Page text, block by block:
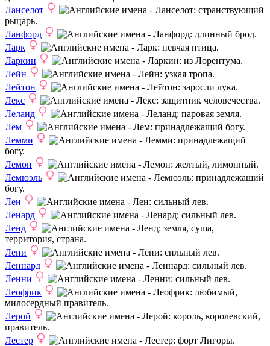
Ланселот
: странствующий
рыцарь.
Ланфорд
: длинный брод.
Ларк
: певчая птица.
Ларкин
: из Лорентума.
Лейн
: узкая тропа.
Лейтон
: заросли лука.
Лекс
: защитник человечества.
Леланд
: паровая земля.
Лем
: принадлежащий богу.
Лемми
: принадлежащий
богу.
Лемон
: желтый, лимонный.
Лемюэль
: принадлежащий
богу.
Лен
: сильный лев.
Ленард
: сильный лев.
Ленд
: земля, суша,
территория, страна.
Лени
: сильный лев.
Леннард
: сильный лев.
Ленни
: сильный лев.
Леофрик
: любимый,
милосердный правитель.
Лерой
: король, королевский,
правитель.
Лестер
: форт Лигоры.